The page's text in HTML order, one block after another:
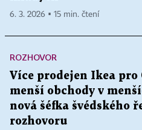
6. 3. 2026 ▪ 15 min. čtení
ROZHOVOR
Více prodejen Ikea pro
menší obchody v
nová šéfka švédského
rozhovoru